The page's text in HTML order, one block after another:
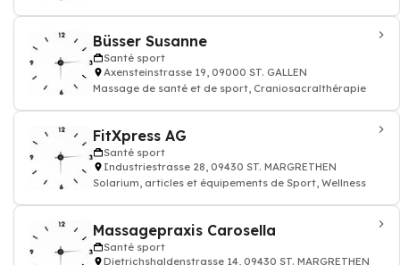
Büsser Susanne
Santé sport
Axensteinstrasse 19, 09000 ST. GALLEN
Massage de santé et de sport, Craniosacralthérapie
FitXpress AG
Santé sport
Industriestrasse 28, 09430 ST. MARGRETHEN
Solarium, articles et équipements de Sport, Wellness
Massagepraxis Carosella
Santé sport
Dietrichshaldenstrasse 14, 09430 ST. MARGRETHEN